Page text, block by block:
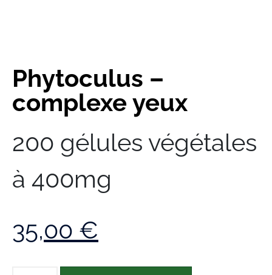
Phytoculus –
complexe yeux
200 gélules végétales
à 400mg
35,00 €